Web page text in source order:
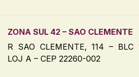
ZONA SUL 42 – SAO CLEMENTE
R SAO CLEMENTE, 114 – BLC
LOJ A – CEP 22260-002